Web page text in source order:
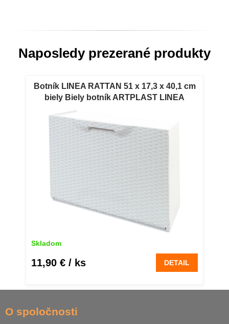
Naposledy prezerané produkty
Botník LINEA RATTAN 51 x 17,3 x 40,1 cm
biely Biely botník ARTPLAST LINEA
RATTAN 51 x 17,3 x 40,1 cm
Skladom
11,90 € / ks DETAIL
O spoločnosti